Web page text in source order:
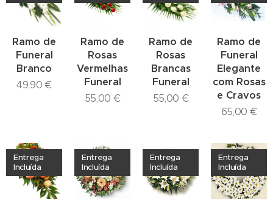
Ramo de
Funeral
Branco
49,90 €
Ramo de
Rosas
Vermelhas
Funeral
55,00 €
Ramo de
Rosas
Brancas
Funeral
55,00 €
Ramo de
Funeral
Elegante
com Rosas
e Cravos
65,00 €
Entrega
Incluída
Entrega
Incluída
Entrega
Incluída
Entrega
Incluída